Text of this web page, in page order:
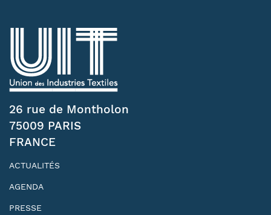
26 rue de Montholon
75009 PARIS
FRANCE
ACTUALITÉS
AGENDA
PRESSE